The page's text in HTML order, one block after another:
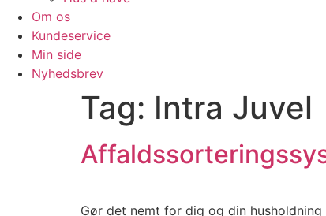
Om os
Kundeservice
Min side
Nyhedsbrev
Tag: Intra Juvel
Gør det nemt for dig og din